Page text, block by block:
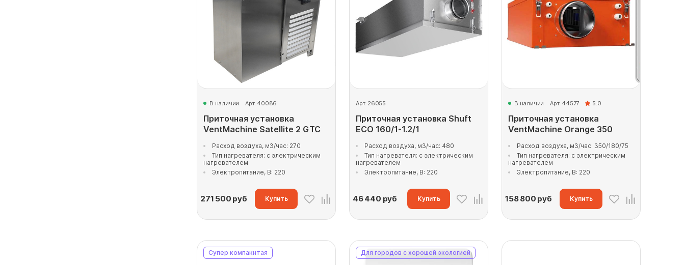
В наличии Арт. 40086
Приточная установка
VentMachine Satellite 2 GTC
Расход воздуха, м3/час: 270
Тип нагревателя: с электрическим
нагревателем
Электропитание, В: 220
271 500 руб Купить
Арт. 26055
Приточная установка Shuft
ECO 160/1-1.2/1
Расход воздуха, м3/час: 480
Тип нагревателя: с электрическим
нагревателем
Электропитание, В: 220
46 440 руб Купить
В наличии Арт. 44577 5.0
Приточная установка
VentMachine Orange 350
Расход воздуха, м3/час: 350/180/75
Тип нагревателя: с электрическим
нагревателем
Электропитание, В: 220
158 800 руб Купить
Супер компакнтая Для городов с хорошей экологией